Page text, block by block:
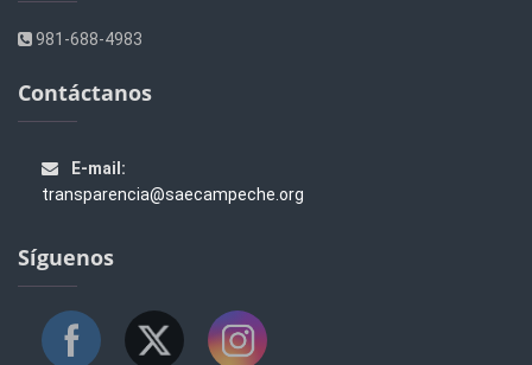
981-688-4983
Contáctanos
E-mail:
transparencia@saecampeche.org
Síguenos